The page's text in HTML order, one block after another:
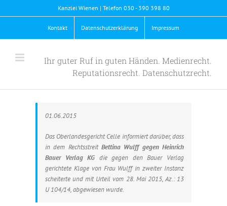
to
Kanzlei Wienen | Telefon 030 - 390 398 80
Kontakt Datenschutzerklärung Impressum
Ihr guter Ruf in guten Händen. Medienrecht.
Reputationsrecht. Datenschutzrecht.
01.06.2015
Das Oberlandesgericht Celle informiert darüber, dass
in dem Rechtsstreit Bettina Wulff gegen Heinrich
Bauer Verlag KG die gegen den Bauer Verlag
gerichtete Klage von Frau Wulff in zweiter Instanz
scheiterte und mit Urteil vom 28. Mai 2015, Az.: 13
U 104/14, abgewiesen wurde.